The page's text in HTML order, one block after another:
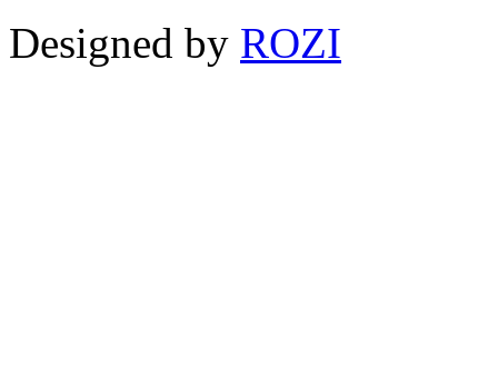
Designed by ROZI